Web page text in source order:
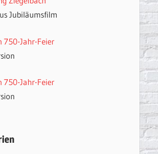
Jubiläumsfilm
750-Jahr-Feier
750-Jahr-Feier